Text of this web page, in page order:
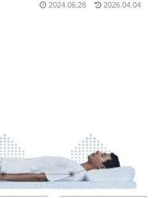
2024.06.28 2026.04.04